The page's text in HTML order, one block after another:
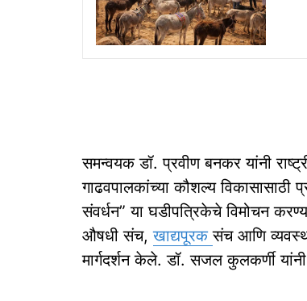
समन्वयक डॉ. प्रवीण बनकर यांनी
गाढवपालकांच्या कौशल्य विकासासाठी
संवर्धन” या घडीपत्रिकेचे विमोचन
औषधी संच,खाद्यपूरकसंच आणि
मार्गदर्शन केले. डॉ. सजल कुलकर्णी